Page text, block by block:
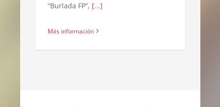
“Burlada FP”, [...]
Más información